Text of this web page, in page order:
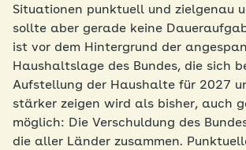
Situationen punktuell und zielgenau
sollte aber gerade keine
ist vor dem Hintergrund der
Haushaltslage des Bundes, die sich
Aufstellung der Haushalte für 2027
stärker zeigen wird als bisher, auch
möglich: Die Verschuldung des
die aller Länder zusammen.